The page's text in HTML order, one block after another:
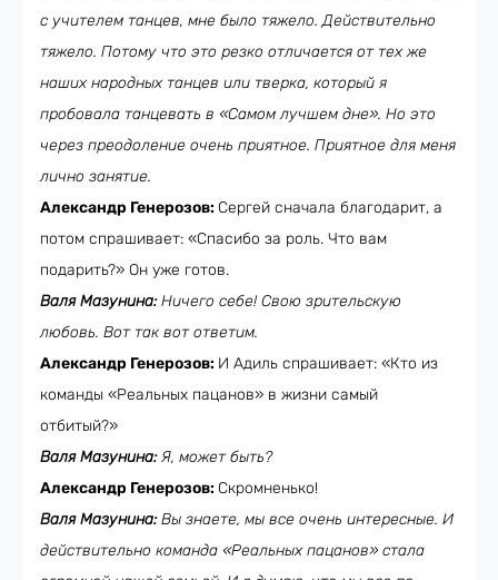
с учителем танцев, мне было тяжело. Действительно
тяжело. Потому что это резко отличается от тех же
наших народных танцев или тверка, который я
пробовала танцевать в «Самом лучшем дне». Но это
через преодоление очень приятное. Приятное для меня
лично занятие.
Александр Генерозов: Сергей сначала благодарит, а
потом спрашивает: «Спасибо за роль. Что вам
подарить?» Он уже готов.
Валя Мазунина:Ничего себе! Свою зрительскую
любовь. Вот так вот ответим.
Александр Генерозов: И Адиль спрашивает: «Кто из
команды «Реальных пацанов» в жизни самый
отбитый?»
Валя Мазунина:Я, может быть?
Александр Генерозов: Скромненько!
Валя Мазунина:Вы знаете, мы все очень интересные. И
действительно команда «Реальных пацанов» стала